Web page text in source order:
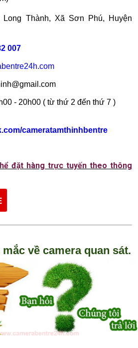
Long Thành, Xã Sơn Phú, Huyện
007
- 20h00 ( từ thứ 2 đến thứ 7 )
cameratamthinhbentre
đặt hàng trực tuyến theo thông
về camera quan sát.